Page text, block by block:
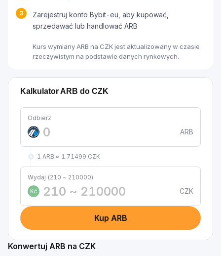
3
Zarejestruj konto Bybit-eu, aby kupować,
sprzedawać lub handlować ARB
Kurs wymiany ARB na CZK jest aktualizowany w czasie
rzeczywistym na podstawie danych rynkowych.
Kalkulator ARB do CZK
Odbierz
ARB
1 ARB ≈ 1.71499 CZK
Wydaj (210 ~ 210000)
Kč
CZK
Kup ARB
Konwertuj ARB na CZK